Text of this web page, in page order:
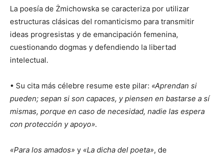
La poesía de Żmichowska se caracteriza por utilizar
estructuras clásicas del romanticismo para transmitir
ideas progresistas y de emancipación femenina,
cuestionando dogmas y defendiendo la libertad
intelectual.
• Su cita más célebre resume este pilar: «Aprendan si
pueden; sepan si son capaces, y piensen en bastarse a sí
mismas, porque en caso de necesidad, nadie las espera
con protección y apoyo».
«Para los amados» y «La dicha del poeta», de